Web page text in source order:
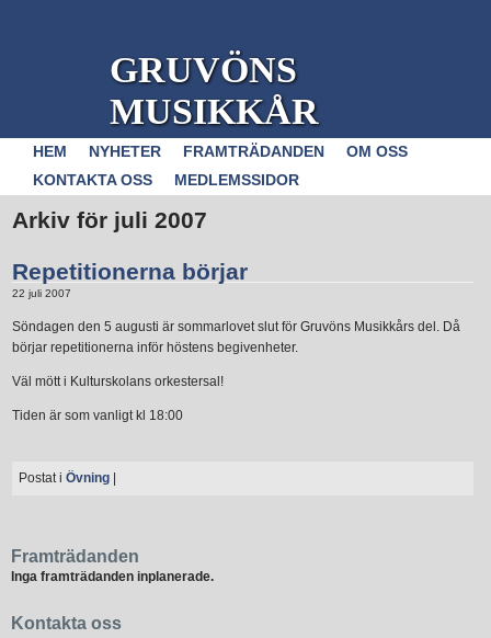
GRUVÖNS
MUSIKKÅR
HEM NYHETER FRAMTRÄDANDEN
OM OSS
KONTAKTA OSS
MEDLEMSSIDOR
Arkiv för juli 2007
Repetitionerna börjar
22 juli 2007
Söndagen den 5 augusti är sommarlovet slut för Gruvöns Musikkårs del. Då
börjar repetitionerna inför höstens begivenheter.
Väl mött i Kulturskolans orkestersal!
Tiden är som vanligt kl 18:00
Postat iÖvning
Framträdanden
Inga framträdanden inplanerade.
Kontakta oss